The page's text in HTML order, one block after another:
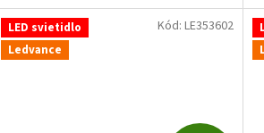
LED svietidlo
Ledvance
Kód: LE353602